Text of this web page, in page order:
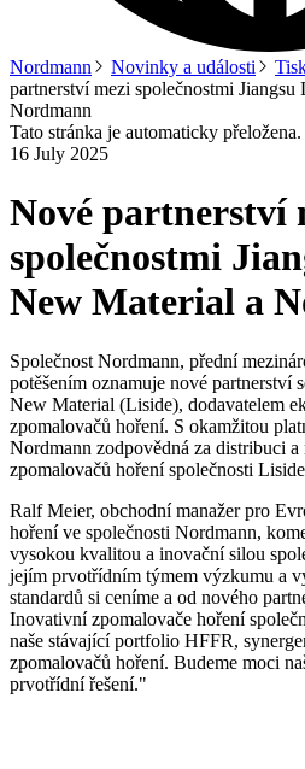
Nordmann Novinky a události
partnerství mezi společnostmi
Nordmann
Tato stránka je automaticky přeložena.
16 July 2025
Nové partnerství
společnostmi
New Material a
Společnost Nordmann, přední
potěšením oznamuje nové partnerství
New Material (Liside), dodavatelem
zpomalovačů hoření. S okamžitou
Nordmann zodpovědná za distribuci
zpomalovačů hoření společnosti
Ralf Meier, obchodní manažer pro
hoření ve společnosti Nordmann,
vysokou kvalitou a inovační silou
jejím prvotřídním týmem výzkumu a
standardů si ceníme a od nového
Inovativní zpomalovače hoření
naše stávající portfolio HFFR,
zpomalovačů hoření. Budeme moci
prvotřídní řešení."